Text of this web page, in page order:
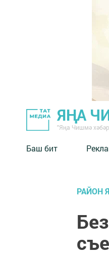
ЯҢА
"Яңа Чишмә
Баш бит
РАЙОН